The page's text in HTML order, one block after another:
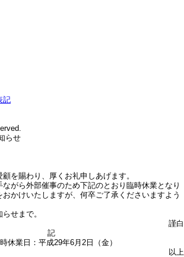
記
らせ
を賜わり、厚くお礼申しあげます。
がら外部催事のため下記のとおり臨時休業となり
かけいたしますが、何卒ご了承くださいますよう
せまで。
謹白
記
休業日：平成29年6月2日（金）
以上